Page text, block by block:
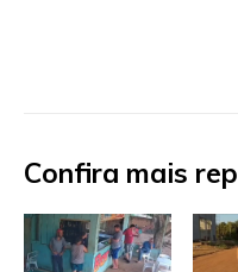
Confira mais